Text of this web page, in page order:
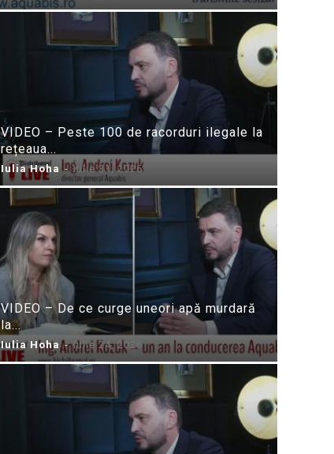
VIDEO – Peste 100 de racorduri ilegale la
rețeaua...
Iulia Hoha - iulie 31, 2026
VIDEO – De ce curge uneori apă murdară
la...
Iulia Hoha - iulie 24, 2026